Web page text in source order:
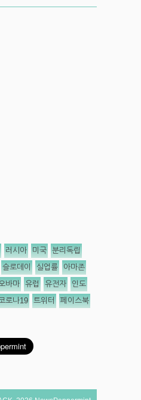
러시아 미국 분리독립
슬로데이 실업률 아마존
바마 유럽 유전자 인도
로나19 트위터 페이스북